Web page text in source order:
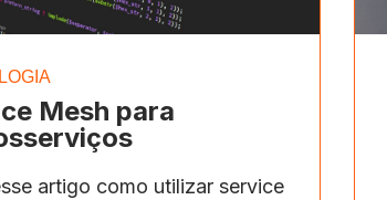
Mesh para
artigo como utilizar service